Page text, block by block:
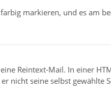
markieren, und es am
Reintext-Mail. In einer
nicht seine selbst gewählte